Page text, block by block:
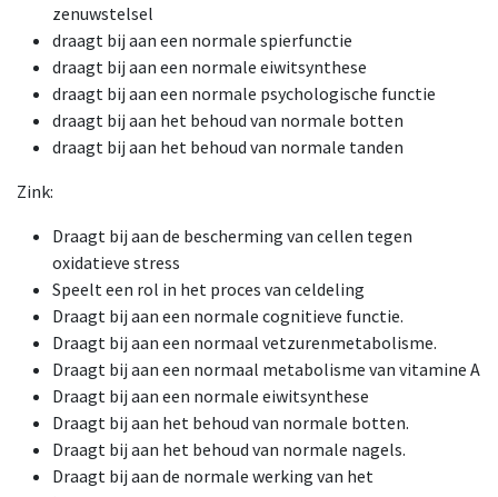
zenuwstelsel
draagt bij aan een normale spierfunctie
draagt bij aan een normale eiwitsynthese
draagt bij aan een normale psychologische functie
draagt bij aan het behoud van normale botten
draagt bij aan het behoud van normale tanden
Zink:
Draagt bij aan de bescherming van cellen tegen
oxidatieve stress
Speelt een rol in het proces van celdeling
Draagt bij aan een normale cognitieve functie.
Draagt bij aan een normaal vetzurenmetabolisme.
Draagt bij aan een normaal metabolisme van vitamine A
Draagt bij aan een normale eiwitsynthese
Draagt bij aan het behoud van normale botten.
Draagt bij aan het behoud van normale nagels.
Draagt bij aan de normale werking van het